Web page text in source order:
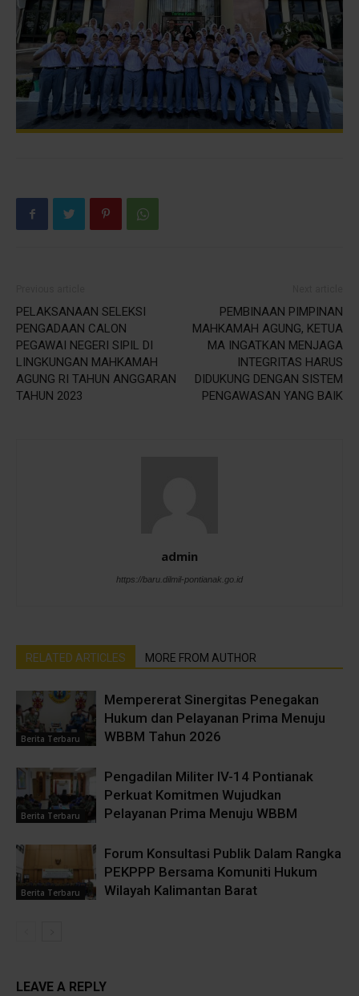
PELAKSANAAN SELEKSI
PENGADAAN CALON
PEGAWAI NEGERI SIPIL DI
LINGKUNGAN MAHKAMAH
AGUNG RI TAHUN ANGGARAN
TAHUN 2023
PEMBINAAN PIMPINAN
MAHKAMAH AGUNG, KETUA
MA INGATKAN MENJAGA
INTEGRITAS HARUS
DIDUKUNG DENGAN SISTEM
PENGAWASAN YANG BAIK
admin
https://baru.dilmil-pontianak.go.id
RELATED ARTICLES MORE FROM AUTHOR
Berita Terbaru
Mempererat Sinergitas Penegakan
Hukum dan Pelayanan Prima Menuju
WBBM Tahun 2026
Berita Terbaru
Pengadilan Militer IV-14 Pontianak
Perkuat Komitmen Wujudkan
Pelayanan Prima Menuju WBBM
Berita Terbaru
Forum Konsultasi Publik Dalam Rangka
PEKPPP Bersama Komuniti Hukum
Wilayah Kalimantan Barat
LEAVE A REPLY